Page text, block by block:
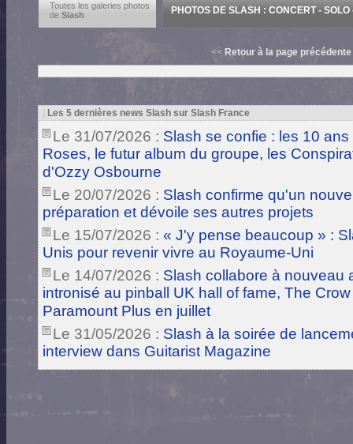
Toutes les galeries photos
de Slash PHOTOS DE SLASH : CONCERT -
<< Retour à la page précédente
Les 5 dernières news Slash sur Slash France
Le 31/07/2026 : Slash se confie : les 10
Roses, le futur album du groupe, les
d'Ozzy Osbourne
Le 20/07/2026 : Slash confirme qu'un
préparation et dévoile ses autres projets
Le 15/07/2026 : « J'y pense beaucoup » :
Unis pour revenir vivre au Royaume-Uni
Le 14/07/2026 : Slash collabore à nouveau
intronisé au pinball UK hall of fame, The
Paramount Plus en juillet
Le 31/05/2026 : Slash à la soirée de
interview dans Guitarist Magazine